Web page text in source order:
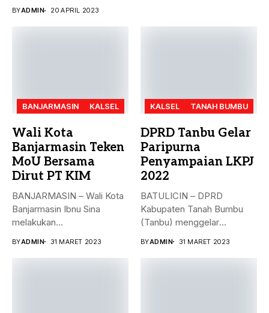
BYADMIN 20 APRIL 2023
BANJARMASIN KALSEL
Wali Kota
Banjarmasin Teken
MoU Bersama
Dirut PT KIM
BANJARMASIN – Wali Kota
Banjarmasin Ibnu Sina
melakukan
BYADMIN 31 MARET 2023
KALSEL TANAH BUMBU
DPRD Tanbu Gelar
Paripurna
Penyampaian LKPJ
2022
BATULICIN – DPRD
Kabupaten Tanah Bumbu
(Tanbu) menggelar
BYADMIN 31 MARET 2023